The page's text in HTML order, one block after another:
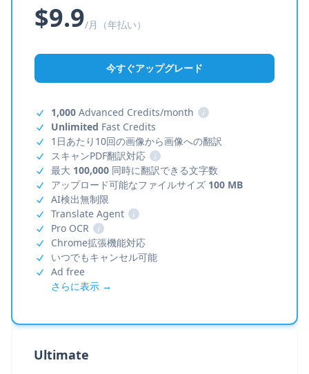
$9.9/月（年払い）
今すぐアップグレード
1,000 Advanced Credits/month
i
Unlimited Fast Credits
1日あたり10回の画像から画像への翻訳
スキャンPDF翻訳対応
i
最大 100,000 同時に翻訳できる文字数
アップロード可能なファイルサイズ 100 MB
AI検出無制限
Translate Agent
i
Pro OCR
i
Chrome拡張機能対応
いつでもキャンセル可能
Ad free
さらに表示 →
Ultimate